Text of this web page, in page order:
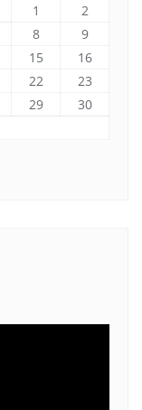
1
2
8
9
15
16
22
23
29
30